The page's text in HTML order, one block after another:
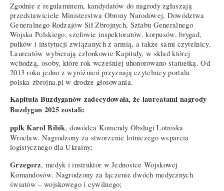
Zgodnie z regulaminem, kandydatów do nagrody zgłaszają
przedstawiciele Ministerstwa Obrony Narodowej, Dowództwa
Generalnego Rodzajów Sił Zbrojnych, Sztabu Generalnego
Wojska Polskiego, szefowie inspektoratów, korpusów, brygad,
pułków i instytucji związanych z armią, a także sami czytelnicy.
Laureatów wybierają członkowie Kapituły, w skład której
wchodzą, osoby, które rok wcześniej uhonorowano statuetką. Od
2013 roku jedno z wyróżnień przyznają czytelnicy portalu
polska-zbrojna.pl w drodze głosowania.
Kapituła Buzdyganów zadecydowała, że laureatami nagrody
Buzdygan 2025 zostali:
ppłk Karol Bibik, dowódca Komendy Obsługi Lotniska
Wrocław. Nagrodzony za stworzenie lotniczego wsparcia
logistycznego dla Ukrainy;
Grzegorz, medyk i instruktor w Jednostce Wojskowej
Komandosów. Nagrodzony za łączenie dwóch medycznych
światów – wojskowego i cywilnego;